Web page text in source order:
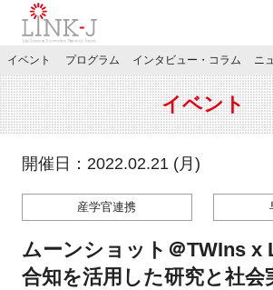
JP／EN
特別会員専用メニュー
施設ご予約
イベント プログラム インタビュー・コラム ニ
イベント
開催日：2022.02.21 (月)
産学官連携
ムーンショット＠TWIns x
合知を活用した研究と社会